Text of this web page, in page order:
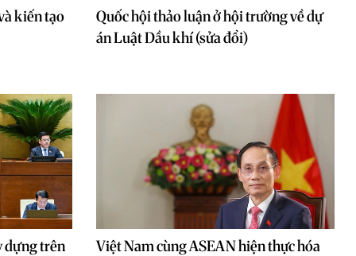
kiến tạo
Quốc hội thảo luận ở hội trường về dự
án Luật Dầu khí (sửa đổi)
dựng trên Việt Nam cùng ASEAN hiện thực hóa